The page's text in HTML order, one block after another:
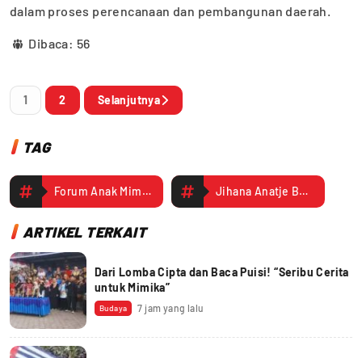
dalam proses perencanaan dan pembangunan daerah.
Dibaca: 56
1 2 Selanjutnya
TAG
Forum Anak Mimika Jihana Anatje Belandina Arwam Kepala Dinas Pemberdayaan Perempuan dan Perlindungan Anak Pengendalian Penduduk dan Keluarga Berencana Kabupaten Mimika
ARTIKEL TERKAIT
Dari Lomba Cipta dan Baca Puisi! “Seribu Cerita
untuk Mimika”
Budaya 7 jam yang lalu